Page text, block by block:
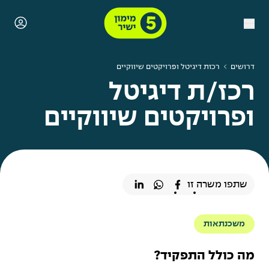
דרושים רכזת דיגיטל ופרויקטים שיווקיים
רכז/ת דיגיטל
ופרויקטים שיווקיים
שתפו משרה זו
משכנתאות
מה כולל התפקיד?